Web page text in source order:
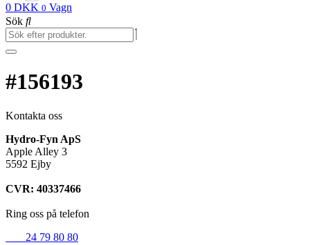
0 DKK 0 Vagn
Sök
#156193
Kontakta oss
Hydro-Fyn ApS
Apple Alley 3
5592 Ejby
CVR: 40337466
Ring oss på telefon
24 79 80 80